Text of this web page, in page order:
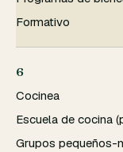
Formativo
6
Cocinea
Escuela de cocina
Grupos pequeños-